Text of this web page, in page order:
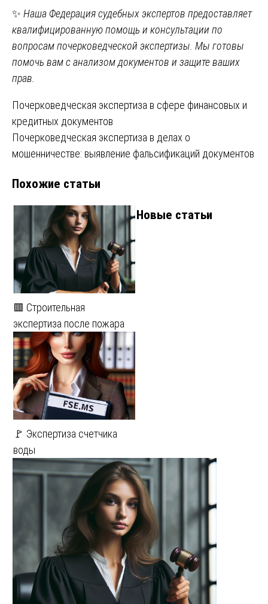
✨ Наша Федерация судебных экспертов предоставляет
квалифицированную помощь и консультации по
вопросам почерковедческой экспертизы. Мы готовы
помочь вам с анализом документов и защите ваших
прав.
Навигация
по
записям
Почерковедческая экспертиза в сфере финансовых и
кредитных документов
Почерковедческая экспертиза в делах о
мошенничестве: выявление фальсификаций документов
Похожие статьи
🟥 Строительная
экспертиза после пожара
🚩 Экспертиза счетчика
воды
Новые статьи